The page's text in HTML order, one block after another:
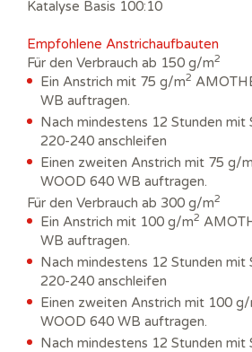
Katalyse Basis 100:10
Empfohlene Anstrichaufbauten
Für den Verbrauch ab 150 g/m2
Ein Anstrich mit 75 g/m2
WB auftragen.
Nach mindestens 12 Stunden
220-240 anschleifen
Einen zweiten Anstrich mit 75 g/m
WOOD 640 WB auftragen.
Für den Verbrauch ab 300 g/m2
Ein Anstrich mit 100 g/m2
WB auftragen.
Nach mindestens 12 Stunden
220-240 anschleifen
Einen zweiten Anstrich mit 100 g/
WOOD 640 WB auftragen.
Nach mindestens 12 Stunden